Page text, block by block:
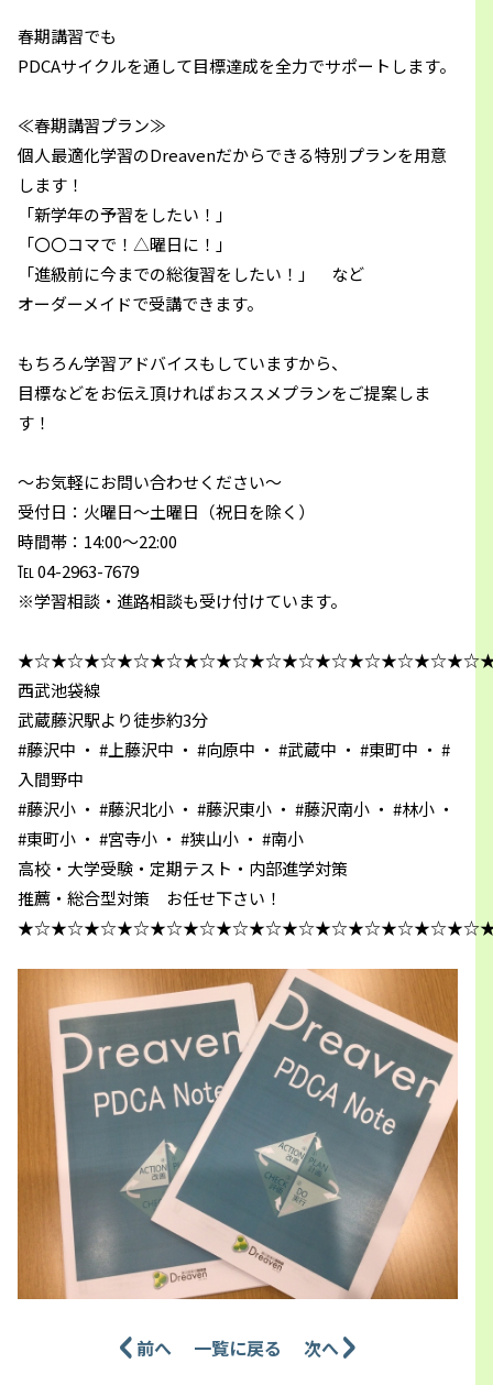
春期講習でも
PDCAサイクルを通して目標達成を全力でサポートします。
≪春期講習プラン≫
個人最適化学習のDreavenだからできる特別プランを用意
します！
「新学年の予習をしたい！」
「〇〇コマで！△曜日に！」
「進級前に今までの総復習をしたい！」 など
オーダーメイドで受講できます。
もちろん学習アドバイスもしていますから、
目標などをお伝え頂ければおススメプランをご提案しま
す！
～お気軽にお問い合わせください～
受付日：火曜日～土曜日（祝日を除く）
時間帯：14:00～22:00
℡ 04-2963-7679
※学習相談・進路相談も受け付けています。
西武池袋線
武蔵藤沢駅より徒歩約3分
#藤沢中 ・ #上藤沢中 ・ #向原中 ・ #武蔵中 ・ #東町中 ・ #
入間野中
#藤沢小 ・ #藤沢北小 ・ #藤沢東小 ・ #藤沢南小 ・ #林小 ・
#東町小 ・ #宮寺小 ・ #狭山小 ・ #南小
高校・大学受験・定期テスト・内部進学対策
推薦・総合型対策 お任せ下さい！
前へ 一覧に戻る 次へ